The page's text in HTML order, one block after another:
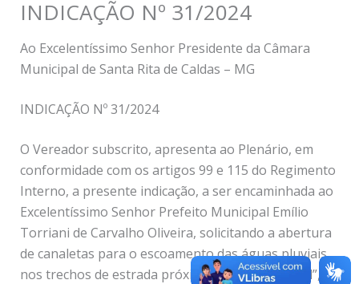
INDICAÇÃO Nº 31/2024
Ao Excelentíssimo Senhor Presidente da Câmara
Municipal de Santa Rita de Caldas – MG
INDICAÇÃO Nº 31/2024
O Vereador subscrito, apresenta ao Plenário, em
conformidade com os artigos 99 e 115 do Regimento
Interno, a presente indicação, a ser encaminhada ao
Excelentíssimo Senhor Prefeito Municipal Emílio
Torriani de Carvalho Oliveira, solicitando a abertura
de canaletas para o escoamento das águas pluviais
nos trechos de estrada próximos à “Ponte do Val”,